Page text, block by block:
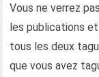
Vous ne verrez
les publications
tous les deux
que vous avez